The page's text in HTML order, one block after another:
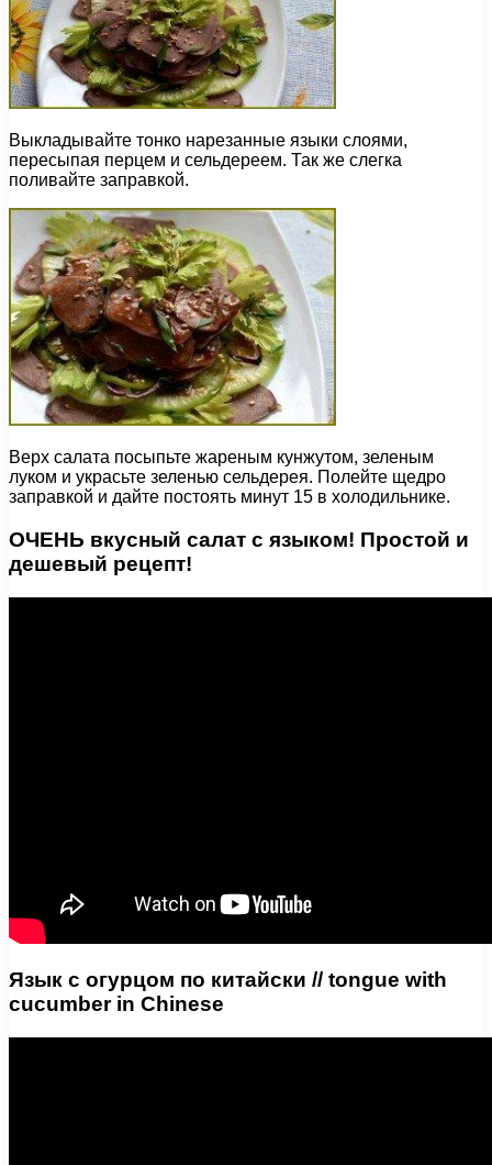
Выкладывайте тонко нарезанные языки слоями,
пересыпая перцем и сельдереем. Так же слегка
поливайте заправкой.
Верх салата посыпьте жареным кунжутом, зеленым
луком и украсьте зеленью сельдерея. Полейте щедро
заправкой и дайте постоять минут 15 в холодильнике.
ОЧЕНЬ вкусный салат с языком! Простой и
дешевый рецепт!
Язык с огурцом по китайски // tongue with
cucumber in Chinese